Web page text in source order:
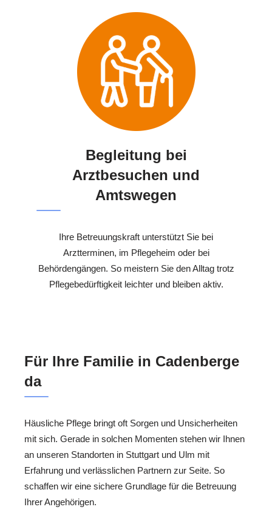
Begleitung bei
Arztbesuchen und
Amtswegen
Ihre Betreuungskraft unterstützt Sie bei
Arztterminen, im Pflegeheim oder bei
Behördengängen. So meistern Sie den Alltag trotz
Pflegebedürftigkeit leichter und bleiben aktiv.
Für Ihre Familie in Cadenberge
da
Häusliche Pflege bringt oft Sorgen und Unsicherheiten
mit sich. Gerade in solchen Momenten stehen wir Ihnen
an unseren Standorten in Stuttgart und Ulm mit
Erfahrung und verlässlichen Partnern zur Seite. So
schaffen wir eine sichere Grundlage für die Betreuung
Ihrer Angehörigen.